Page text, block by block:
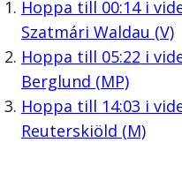
Hoppa till 00:14i
Szatmári Waldau (V)
Hoppa till 05:22 i
Berglund (MP)
Hoppa till 14:03 i
Reuterskiöld (M)